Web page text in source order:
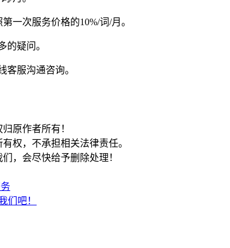
一次服务价格的10%/词/月。
的疑问。
客服沟通咨询。
原作者所有！
权，不承担相关法律责任。
，会尽快给予删除处理！